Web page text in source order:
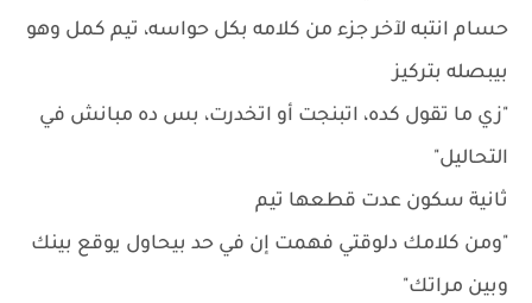
حسام انتبه لآخر جزء من كلامه بكل حواسه، تيم كمل وهو
بيبصله بتركيز
"زي ما تقول كده، اتبنجت أو اتخدرت، بس ده مبانش في
التحاليل"
ثانية سكون عدت قطعها تيم
"ومن كلامك دلوقتي فهمت إن في حد بيحاول يوقع بينك
وبين مراتك"